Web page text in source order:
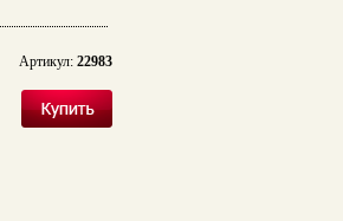
Артикул: 22983